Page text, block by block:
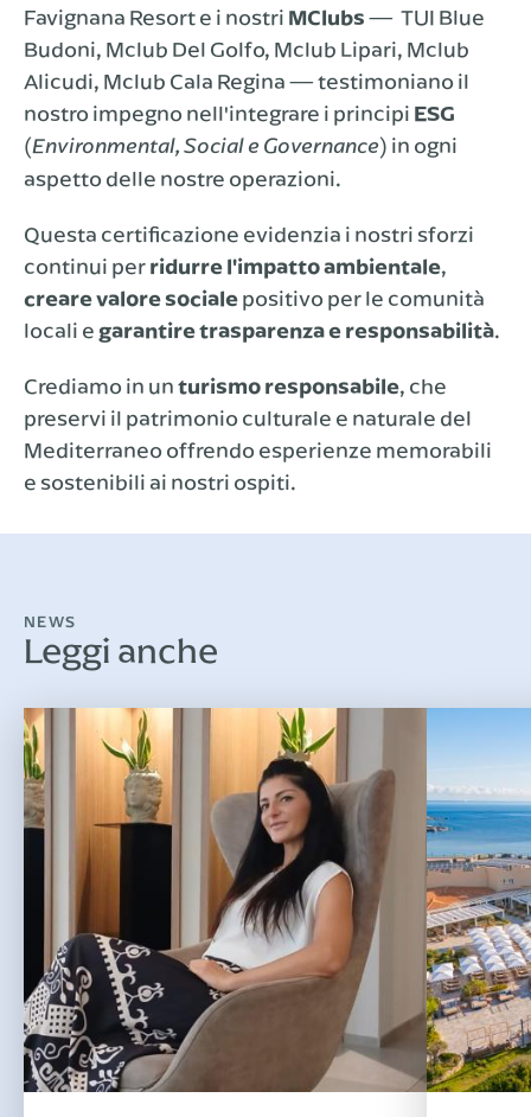
Favignana Resort e i nostri MClubs— TUI Blue
Budoni, Mclub Del Golfo, Mclub Lipari, Mclub
Alicudi, Mclub Cala Regina — testimoniano il
nostro impegno nell'integrare i principi ESG
(Environmental, Social e Governance) in ogni
aspetto delle nostre operazioni.
Questa certificazione evidenzia i nostri sforzi
continui perridurre l'impatto ambientale,
creare valore socialepositivo per le comunità
locali e garantiretrasparenza e responsabilità.
Crediamo in unturismo responsabile, che
preservi il patrimonio culturale e naturale del
Mediterraneo offrendo esperienze memorabili
e sostenibili ai nostri ospiti.
NEWS
Leggi anche